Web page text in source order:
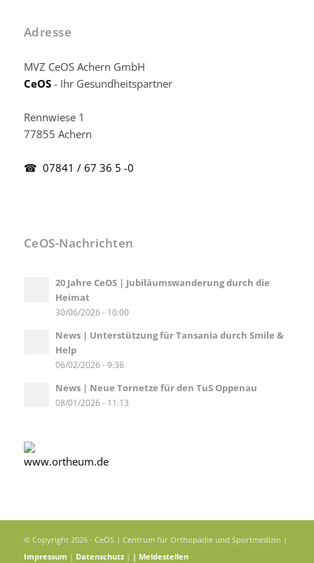
Adresse
MVZ CeOS Achern GmbH
CeOS- Ihr Gesundheitspartner
Rennwiese 1
77855 Achern
☎ 07841 / 67 36 5 -0
CeOS-Nachrichten
20 Jahre CeOS | Jubiläumswanderung durch die
Heimat
30/06/2026 - 10:00
News | Unterstützung für Tansania durch Smile &
Help
06/02/2026 - 9:36
News | Neue Tornetze für den TuS Oppenau
08/01/2026 - 11:13
© Copyright 2026 - CeOS | Centrum für Orthopädie und Sportmedizin |
Impressum | Datenschutz| | Meldestellen